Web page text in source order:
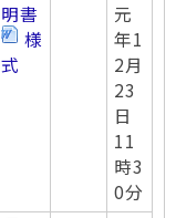
明書
様
式
元
年1
2月
23
日
11
時3
0分